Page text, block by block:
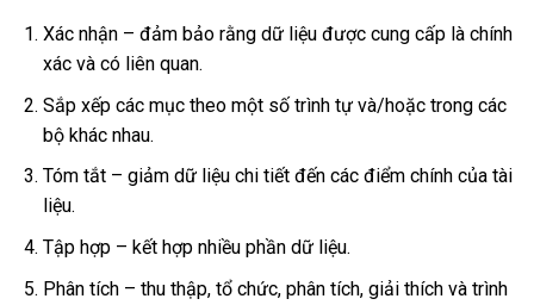
Xác nhận – đảm bảo rằng dữ liệu được cung cấp là chính
xác và có liên quan.
Sắp xếp các mục theo một số trình tự và/hoặc trong các
bộ khác nhau.
Tóm tắt – giảm dữ liệu chi tiết đến các điểm chính của tài
liệu.
Tập hợp – kết hợp nhiều phần dữ liệu.
Phân tích – thu thập, tổ chức, phân tích, giải thích và trình